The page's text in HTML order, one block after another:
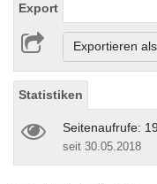
Export
Exportieren
Statistiken
Seitenaufrufe:
seit 30.05.2018